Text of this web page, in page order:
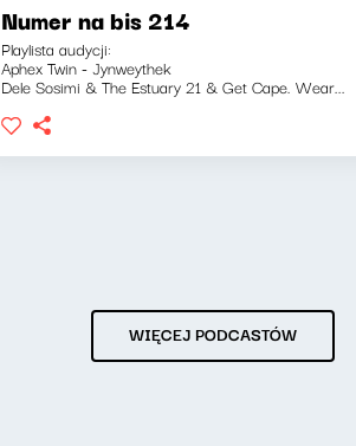
Numer na bis 214
Playlista audycji:
Aphex Twin - Jynweythek
Dele Sosimi & The Estuary 21 & Get Cape. Wear...
WIĘCEJ PODCASTÓW